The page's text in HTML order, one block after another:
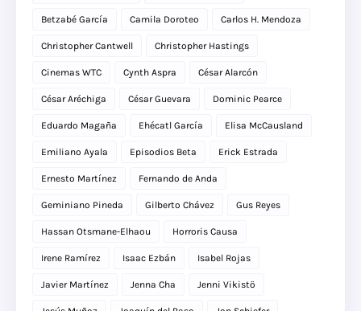
Betzabé García Camila Doroteo Carlos H. Mendoza
Christopher Cantwell Christopher Hastings
Cinemas WTC Cynth Aspra César Alarcón
César Aréchiga César Guevara Dominic Pearce
Eduardo Magaña Ehécatl García Elisa McCausland
Emiliano Ayala Episodios Beta Erick Estrada
Ernesto Martínez Fernando de Anda
Geminiano Pineda Gilberto Chávez Gus Reyes
Hassan Otsmane-Elhaou Horroris Causa
Irene Ramírez Isaac Ezbán Isabel Rojas
Javier Martínez Jenna Cha Jenni Vikistö